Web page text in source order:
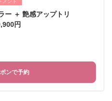
メント
＋ 艶感アップトリ
円
ンで予約